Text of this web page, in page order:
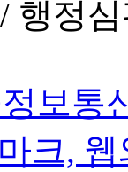
행정심